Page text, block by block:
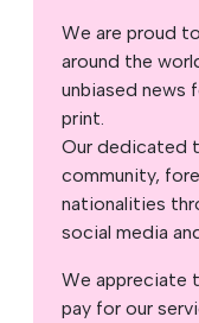
We are proud
around the
unbiased news
print.
Our dedicated
community,
nationalities
social media
We appreciate
pay for our